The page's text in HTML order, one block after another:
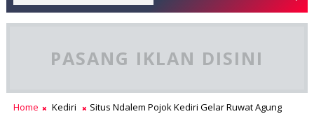
PASANG IKLAN DISINI
Home Kediri
Situs Ndalem Pojok Kediri Gelar Ruwat Agung